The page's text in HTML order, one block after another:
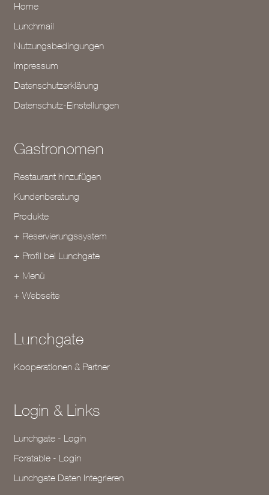
Home
Lunchmail
Nutzungsbedingungen
Impressum
Datenschutzerklärung
Datenschutz-Einstellungen
Gastronomen
Restaurant hinzufügen
Kundenberatung
Produkte
+ Reservierungssystem
+ Profil bei Lunchgate
+ Menü
+ Webseite
Lunchgate
Kooperationen & Partner
Login & Links
Lunchgate - Login
Foratable - Login
Lunchgate Daten Integrieren